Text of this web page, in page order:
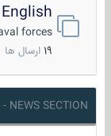
English
forces!
ارسال ها
NEWS SECTION - بخش خبر